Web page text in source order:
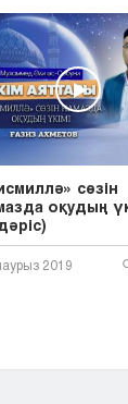
сөзін
оқудың
2019